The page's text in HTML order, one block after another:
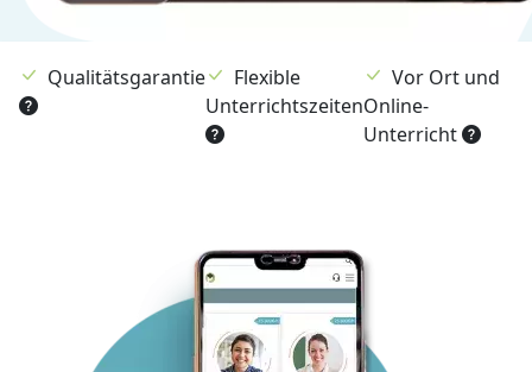
Qualitätsgarantie
Flexible
Unterrichtszeiten
Vor Ort und
Online-
Unterricht